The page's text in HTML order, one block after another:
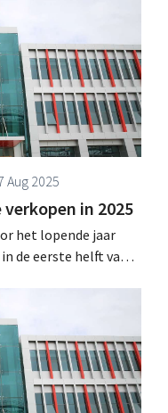
Aug 2025
in 2025
het lopende jaar
de eerste helft van
af. .